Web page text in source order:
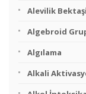
Alevilik
Algebroid
Algılama
Alkali